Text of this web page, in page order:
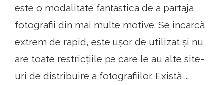
este o modalitate fantastica de a partaja
fotografii din mai multe motive. Se încarcă
extrem de rapid, este ușor de utilizat și nu
are toate restricțiile pe care le au alte site-
uri de distribuire a fotografiilor. Există ...